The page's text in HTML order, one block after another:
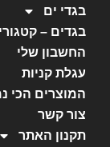
בגדי ים
בגדים –
החשבון שלי
עגלת קניות
המוצרים הכי
צור קשר
תקנון האתר